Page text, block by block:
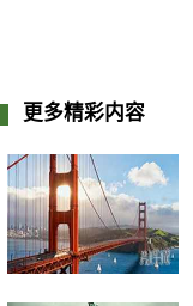
更多精彩内容